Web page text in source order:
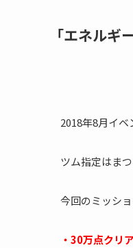
「エネル
2018年8月イ
ツム指定はま
今回のミッシ
・30万点クリ